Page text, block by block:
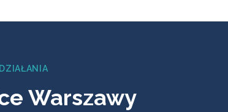
Warszawy